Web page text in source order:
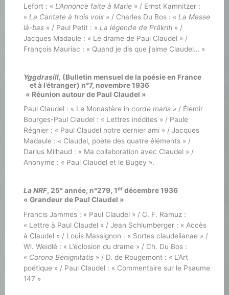
Lefort : « L’Annonce faite à Marie » / Ernst Kamnitzer :
« La Cantate à trois voix » / Charles Du Bos : « La Messe
là-bas » / Paul Petit : « La légende de Prâkriti » /
Jacques Madaule : « Le drame de Paul Claudel » /
François Mauriac : « Quand je dis que j’aime Claudel… »
Yggdrasill, (Bulletin mensuel de la poésie en France
et à l’étranger) n°7, novembre 1936
« Réunion autour de Paul Claudel »
Paul Claudel : « Le Monastère in corde maris » / Élémir
Bourges-Paul Claudel : « Lettres inédites » / Paule
Régnier : « Paul Claudel notre dernier ami » / Jacques
Madaule : « Claudel, poète des quatre éléments » /
Darius Milhaud : « Ma collaboration avec Claudel » /
Anonyme : « Paul Claudel et le Bugey ».
La NRF, 25° année, n°279, 1erdécembre 1936
« Grandeur de Paul Claudel »
Francis Jammes : « Paul Claudel » / C. F. Ramuz :
« Lettre à Paul Claudel » / Jean Schlumberger : « Accès
à Claudel » / Louis Massignon : « Sortes claudelianae » /
Wl. Weidlé : « L’éclosion du drame » / Ch. Du Bos :
« Corona Benignitatis » / D. de Rougemont : « L’Art
poétique » / Paul Claudel : « Commentaire sur le Psaume
147 »